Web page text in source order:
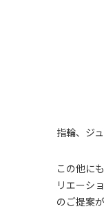
指輪、ジ
この他に
リエーシ
のご提案